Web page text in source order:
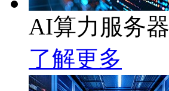
AI算力服务器
了解更多